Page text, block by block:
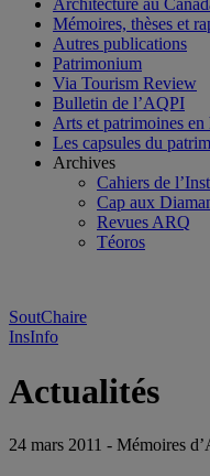
Architecture au
Mémoires, thèses et
Autres publications
Patrimonium
Via Tourism Review
Bulletin de l’AQPI
Arts et patrimoines
Les capsules du
Archives
Cahiers de
Cap aux
Revues ARQ
Téoros
SoutChaire
InsInfo
Actualités
24 mars 2011 - Mémoires